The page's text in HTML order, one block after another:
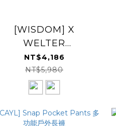
[WISDOM] X
WELTER
EXPERIMENT
Variable Hike Pants
防水長褲
NT$4,186
NT$5,980